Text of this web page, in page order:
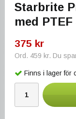
Starbrite
med PTEF
375 kr
Ord. 459 kr. Du
Finns i lager för